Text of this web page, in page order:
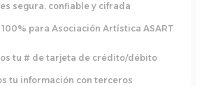
segura, confiable y cifrada
para Asociación Artística ASART
tu # de tarjeta de crédito/débito
tu información con terceros